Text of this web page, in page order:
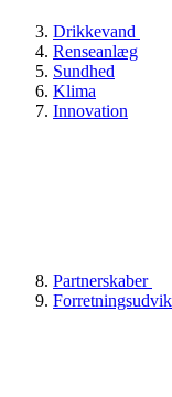
Drikkevand
Renseanlæg
Sundhed
Klima
Innovation
Partnerskaber